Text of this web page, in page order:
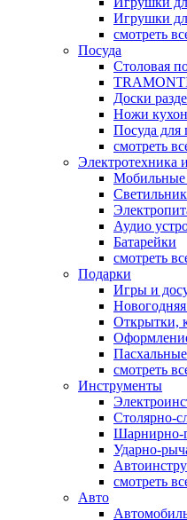
Игрушки
смотреть
Посуда
Столовая
Доски
Ножи
Посуда для
смотреть
Электротехника
Мобильные
Аудио
Батарейки
смотреть
Подарки
Игры и
Открытки,
смотреть
Инструменты
Столярно-
Шарнирно-
Ударно-
смотреть
Авто